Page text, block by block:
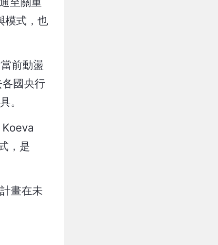
模式，也
前動盪
國央行
。
，是
畫在未